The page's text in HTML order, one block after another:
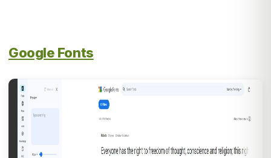
Google Fonts